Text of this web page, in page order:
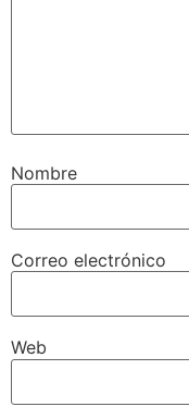
Nombre
Correo electrónico
Web